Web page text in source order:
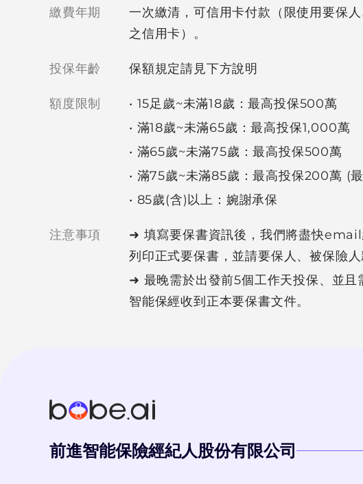
繳費年期
一次繳清，可信用卡付款（限使用要保
之信用卡）。
投保年齡 保額規定請見下方說明
額度限制
• 15足歲~未滿18歲：最高投保500萬
• 滿18歲~未滿65歲：最高投保1,000萬
• 滿65歲~未滿75歲：最高投保500萬
• 滿75歲~未滿85歲：最高投保200萬 (
• 85歲(含)以上：婉謝承保
注意事項
➜ 填寫要保書資訊後，我們將盡快
列印正式要保書，並請要保人、被保險人
➜ 最晚需於出發前5個工作天投保、並且
智能保經收到正本要保書文件。
前進智能保險經紀人股份有限公司